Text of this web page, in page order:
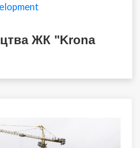
ЖК "Krona